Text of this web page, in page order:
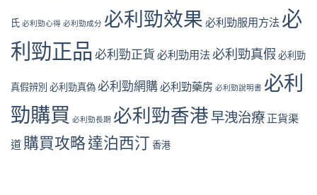
實
經
驗
中
單〉
氏 必利勁心得 必利勁成分 必利勁效果 必利勁服用方法 必
利勁正品必利勁正貨 必利勁用法 必利勁真假 必利勁
真假辨別 必利勁真偽必利勁網購必利勁藥房 必利勁說明書 必利
勁購買 必利勁長期 必利勁香港 早洩治療 正貨渠
道 購買攻略達泊西汀 香港